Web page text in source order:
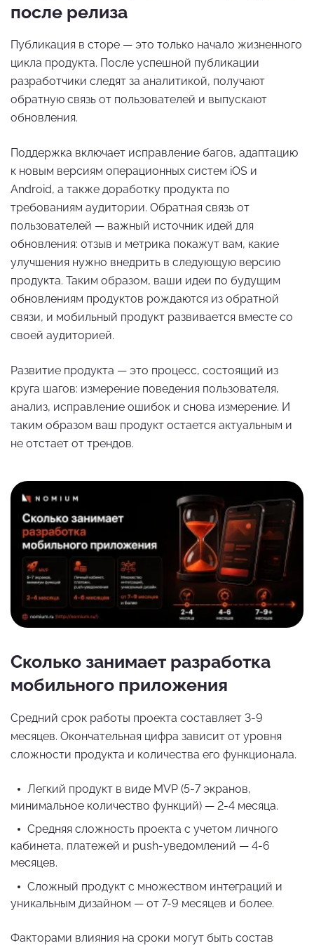
после релиза
Публикация в сторе — это только начало жизненного
цикла продукта. После успешной публикации
разработчики следят за аналитикой, получают
обратную связь от пользователей и выпускают
обновления.
Поддержка включает исправление багов, адаптацию
к новым версиям операционных систем iOS и
Android, а также доработку продукта по
требованиям аудитории. Обратная связь от
пользователей — важный источник идей для
обновления: отзыв и метрика покажут вам, какие
улучшения нужно внедрить в следующую версию
продукта. Таким образом, ваши идеи по будущим
обновлениям продуктов рождаются из обратной
связи, и мобильный продукт развивается вместе со
своей аудиторией.
Развитие продукта — это процесс, состоящий из
круга шагов: измерение поведения пользователя,
анализ, исправление ошибок и снова измерение. И
таким образом ваш продукт остается актуальным и
не отстает от трендов.
Сколько занимает разработка
мобильного приложения
Средний срок работы проекта составляет 3-9
месяцев. Окончательная цифра зависит от уровня
сложности продукта и количества его функционала.
Легкий продукт в виде MVP (5-7 экранов,
минимальное количество функций) — 2-4 месяца.
Средняя сложность проекта с учетом личного
кабинета, платежей и push-уведомлений — 4-6
месяцев.
Сложный продукт с множеством интеграций и
уникальным дизайном — от 7-9 месяцев и более.
Факторами влияния на сроки могут быть состав